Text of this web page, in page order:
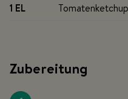
1 EL
Tomatenketchup
Zubereitung